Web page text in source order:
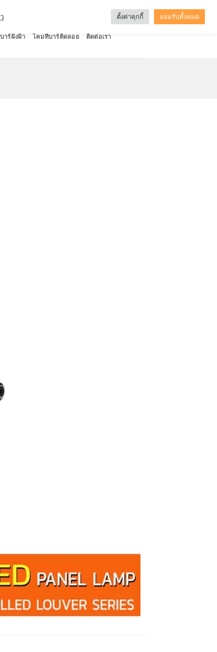
าร์ฝังฝ้า โคมทีบาร์ติดลอย ติดต่อเรา
ตั้งค่าคุกกี้ ยอมรับทั้งหมด